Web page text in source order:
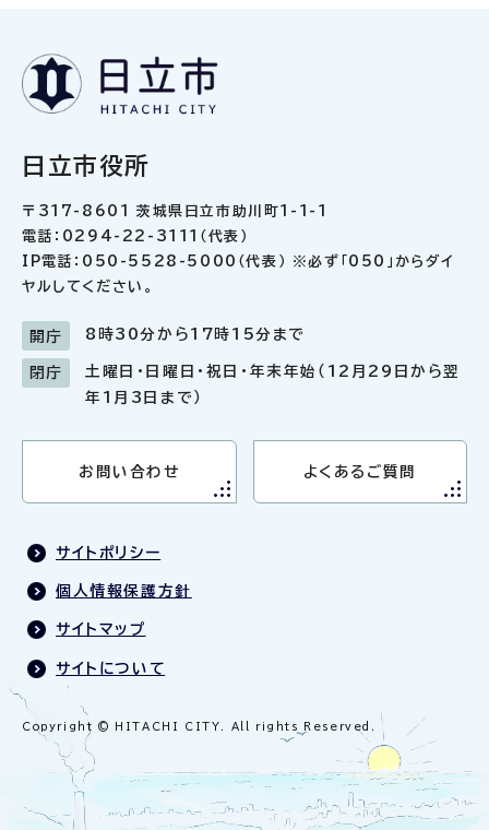
日立市役所
〒317-8601 茨城県日立市助川町1-1-1
電話：0294-22-3111（代表）
IP電話：050-5528-5000（代表） ※必ず「050」からダイ
ヤルしてください。
開庁 8時30分から17時15分まで
閉庁
土曜日・日曜日・祝日・年末年始（12月29日から翌
年1月3日まで）
お問い合わせ よくあるご質問
サイトポリシー
個人情報保護方針
サイトマップ
サイトについて
Copyright © HITACHI CITY. All rights Reserved.